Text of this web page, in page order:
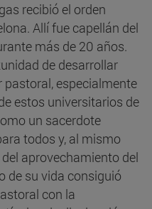
recibió el orden
Allí fue capellán del
más de 20 años.
de desarrollar
especialmente
estos universitarios de
un sacerdote
todos y, al mismo
aprovechamiento del
de su vida consiguió
con la